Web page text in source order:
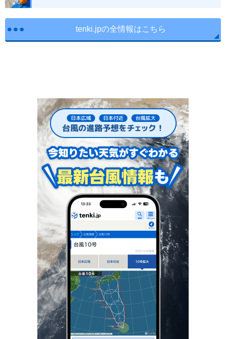
tenki.jpの全情報はこちら